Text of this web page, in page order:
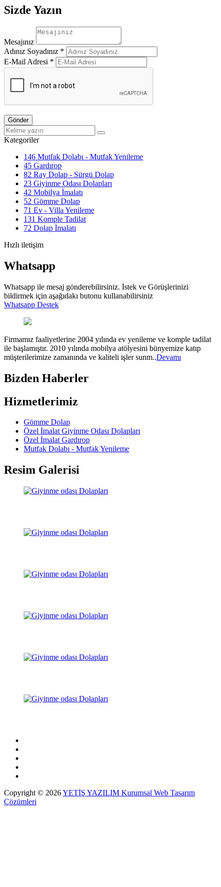
Sizde Yazın
Mesajınız
Adınız Soyadınız *
E-Mail Adresi *
Gönder
Kategoriler
146 Mutfak Dolabı - Mutfak Yenileme
45 Gardırop
82 Ray Dolap - Sürgü Dolap
23 Giyinme Odası Dolapları
42 Mobilya İmalatı
52 Gömme Dolap
71 Ev - Villa Yenileme
131 Komple Tadilat
72 Dolap İmalatı
Hızlı iletişim
Whatsapp
Whatsapp ile mesaj gönderebilirsiniz. İstek ve Görüşlerinizi
bildirmek için aşağıdakı butonu kullanabilirsiniz
Whatsapp Destek
Firmamız faaliyetlerine 2004 yılında ev yenileme ve komple tadilat
ile başlamıştır. 2010 yılında mobilya atölyesini bünyemize katıp
müşterilerimize zamanında ve kaliteli işler sunm..Devamı
Bizden Haberler
Hizmetlerimiz
Gömme Dolap
Özel İmalat Giyinme Odası Dolapları
Özel İmalat Gardırop
Mutfak Dolabı - Mutfak Yenileme
Resim Galerisi
Copyright © 2026YETİŞ YAZILIM Kurumsal Web Tasarım
Çözümleri